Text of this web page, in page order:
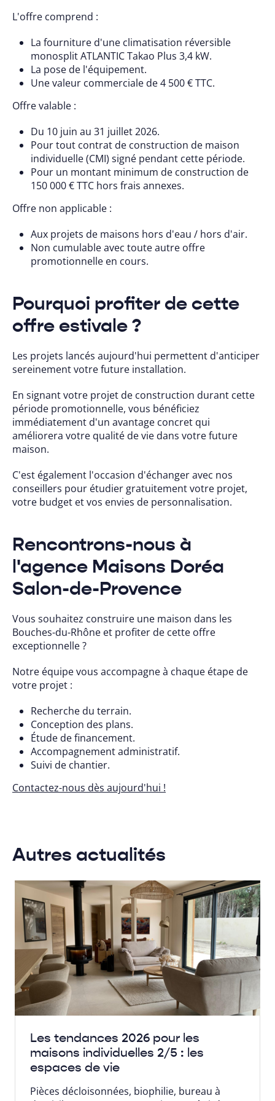
L'offre comprend :
La fourniture d'une climatisation réversible
monosplit ATLANTIC Takao Plus 3,4 kW.
La pose de l'équipement.
Une valeur commerciale de 4 500 € TTC.
Offre valable :
Du 10 juin au 31 juillet 2026.
Pour tout contrat de construction de maison
individuelle (CMI) signé pendant cette période.
Pour un montant minimum de construction de
150 000 € TTC hors frais annexes.
Offre non applicable :
Aux projets de maisons hors d'eau / hors d'air.
Non cumulable avec toute autre offre
promotionnelle en cours.
Pourquoi profiter de cette
offre estivale ?
Les projets lancés aujourd'hui permettent d'anticiper
sereinement votre future installation.
En signant votre projet de construction durant cette
période promotionnelle, vous bénéficiez
immédiatement d'un avantage concret qui
améliorera votre qualité de vie dans votre future
maison.
C'est également l'occasion d'échanger avec nos
conseillers pour étudier gratuitement votre projet,
votre budget et vos envies de personnalisation.
Rencontrons-nous à
l'agence Maisons Doréa
Salon-de-Provence
Vous souhaitez construire une maison dans les
Bouches-du-Rhône et profiter de cette offre
exceptionnelle ?
Notre équipe vous accompagne à chaque étape de
votre projet :
Recherche du terrain.
Conception des plans.
Étude de financement.
Accompagnement administratif.
Suivi de chantier.
Contactez-nous dès aujourd'hui !
Autres actualités
Les tendances 2026 pour les
maisons individuelles 2/5 : les
espaces de vie
Pièces décloisonnées, biophilie, bureau à